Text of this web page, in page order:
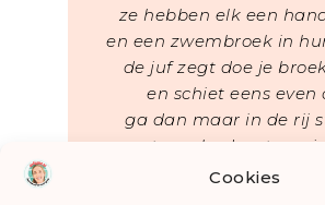
Cookies
ze hebben elk een
en een zwembroek in
de juf zegt doe je
en schiet eens even
ga dan maar in de rij
met een badmuts op